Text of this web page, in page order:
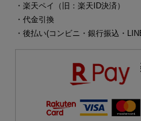
・楽天ペイ（旧：楽天ID決済）
・代金引換
・後払い(コンビニ・銀行振込・